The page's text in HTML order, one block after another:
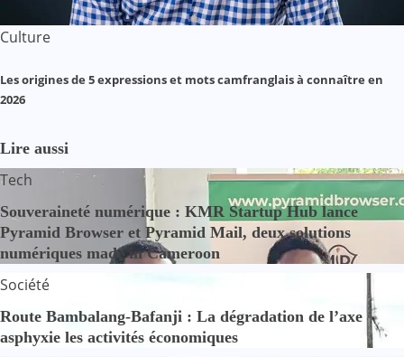
Culture
Les origines de 5 expressions et mots camfranglais à connaître en
2026
Lire aussi
Tech
Souveraineté numérique : KMR Startup Hub lance
Pyramid Browser et Pyramid Mail, deux solutions
numériques made in Cameroon
Société
Route Bambalang-Bafanji : La dégradation de l’axe
asphyxie les activités économiques